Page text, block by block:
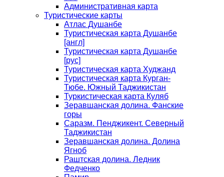
Административная карта
Туристические карты
Атлас Душанбе
Туристическая карта Душанбе
[англ]
Туристическая карта Душанбе
[рус]
Туристическая карта Худжанд
Туристическая карта Курган-
Тюбе. Южный Таджикистан
Туркистическая карта Куляб
Зеравшанская долина. Фанские
горы
Саразм. Пенджикент. Северный
Таджикистан
Зеравшанская долина. Долина
Ягноб
Раштская долина. Ледник
Федченко